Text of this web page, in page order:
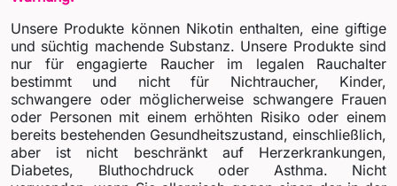
Unsere Produkte können Nikotin enthalten, eine giftige
und süchtig machende Substanz. Unsere Produkte sind
nur für engagierte Raucher im legalen Rauchalter
bestimmt und nicht für Nichtraucher, Kinder,
schwangere oder möglicherweise schwangere Frauen
oder Personen mit einem erhöhten Risiko oder einem
bereits bestehenden Gesundheitszustand, einschließlich,
aber ist nicht beschränkt auf Herzerkrankungen,
Diabetes, Bluthochdruck oder Asthma. Nicht